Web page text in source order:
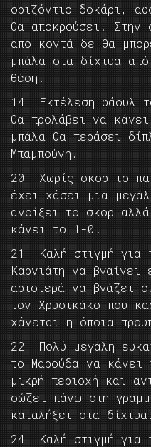
οριζόντιο δοκάρι,
θα αποκρούσει. Στην
από κοντά δε θα
μπάλα στα δίχτυα
θέση.
14′ Εκτέλεση φάουλ
θα προλάβει να
μπάλα θα περάσει
Μπαμπούνη.
20′ Χωρίς σκορ το
έχει χάσει μια
ανοίξει το σκορ
κάνει το 1-0.
21′ Καλή στιγμή για
Καρνιάτη να βγαίνει
αριστερά να βγάζει
τον Χρυσικάκο που
χάνεται η όποια
22′ Πολύ μεγάλη
το Μαρούδα να κάνει
μικρή περιοχή και
σώζει πάνω στη
καταλήξει στα δίχτυα.
24′ Καλή στιγμή για